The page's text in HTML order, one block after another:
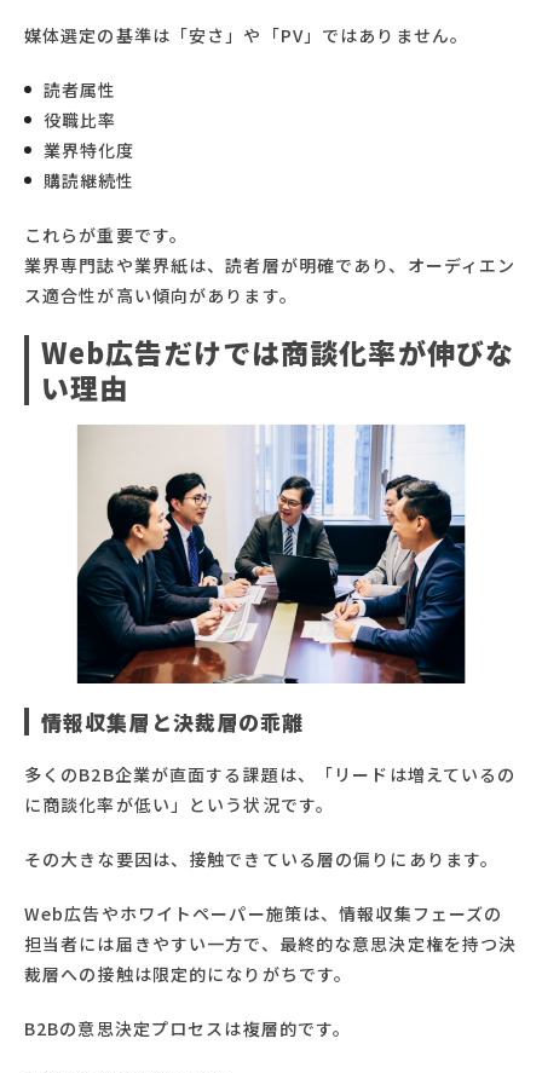
媒体選定の基準は「安さ」や「PV」ではありません。
読者属性
役職比率
業界特化度
購読継続性
これらが重要です。
業界専門誌や業界紙は、読者層が明確であり、オーディエン
ス適合性が高い傾向があります。
Web広告だけでは商談化率が伸びな
い理由
情報収集層と決裁層の乖離
多くのB2B企業が直面する課題は、「リードは増えているの
に商談化率が低い」という状況です。
その大きな要因は、接触できている層の偏りにあります。
Web広告やホワイトペーパー施策は、情報収集フェーズの
担当者には届きやすい一方で、最終的な意思決定権を持つ決
裁層への接触は限定的になりがちです。
B2Bの意思決定プロセスは複層的です。